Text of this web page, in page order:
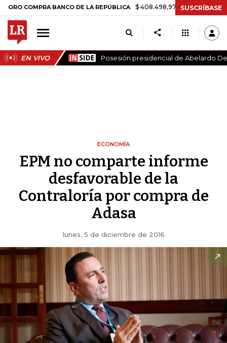
BANCO DE LA REPÚBLICA $ 408.498,97 +$ 8.753,81 +2,19%
SUSCRÍBASE
EN VIVO Posesión presidencial de Abelardo
ECONOMÍA
EPM no comparte informe
desfavorable de la
Contraloría por compra de
Adasa
lunes, 5 de diciembre de 2016